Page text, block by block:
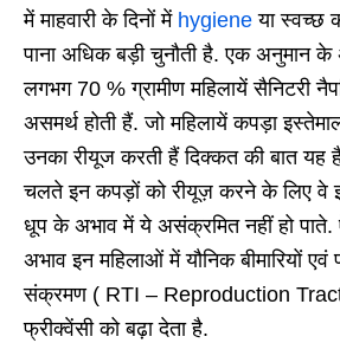
में माहवारी के दिनों में hygiene या स्वच्छ
पाना अधिक बड़ी चुनौती है. एक अनुमान
लगभग 70 % ग्रामीण महिलायें सैनिटरी
असमर्थ होती हैं. जो महिलायें कपड़ा
उनका रीयूज करती हैं दिक्कत की बात यह
चलते इन कपड़ों को रीयूज़ करने के लिए वे
धूप के अभाव में ये असंक्रमित नहीं हो
अभाव इन महिलाओं में यौनिक बीमारियों
संक्रमण ( RTI – Reproduction
फ्रीक्वेंसी को बढ़ा देता है.